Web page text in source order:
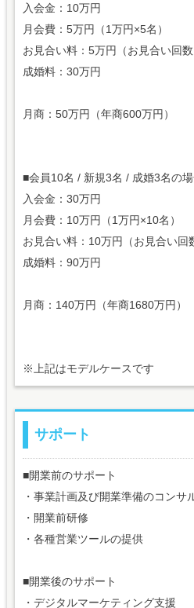
入会金：10万円
月会費：5万円（1万円×5名）
お見合い料：5万円（お見合い回
成婚料：30万円
月商：50万円（年商600万円）
■会員10名 / 新規3名 / 成婚3名の場
入会金：30万円
月会費：10万円（1万円×10名）
お見合い料：10万円（お見合い回
成婚料：90万円
月商：140万円（年商1680万円）
※上記はモデルケースです
サポート
■開業前のサポート
・事業計画及び開業準備のコンサ
・開業前研修
・各種営業ツールの提供
■開業後のサポート
・デジタルマーケティング支援